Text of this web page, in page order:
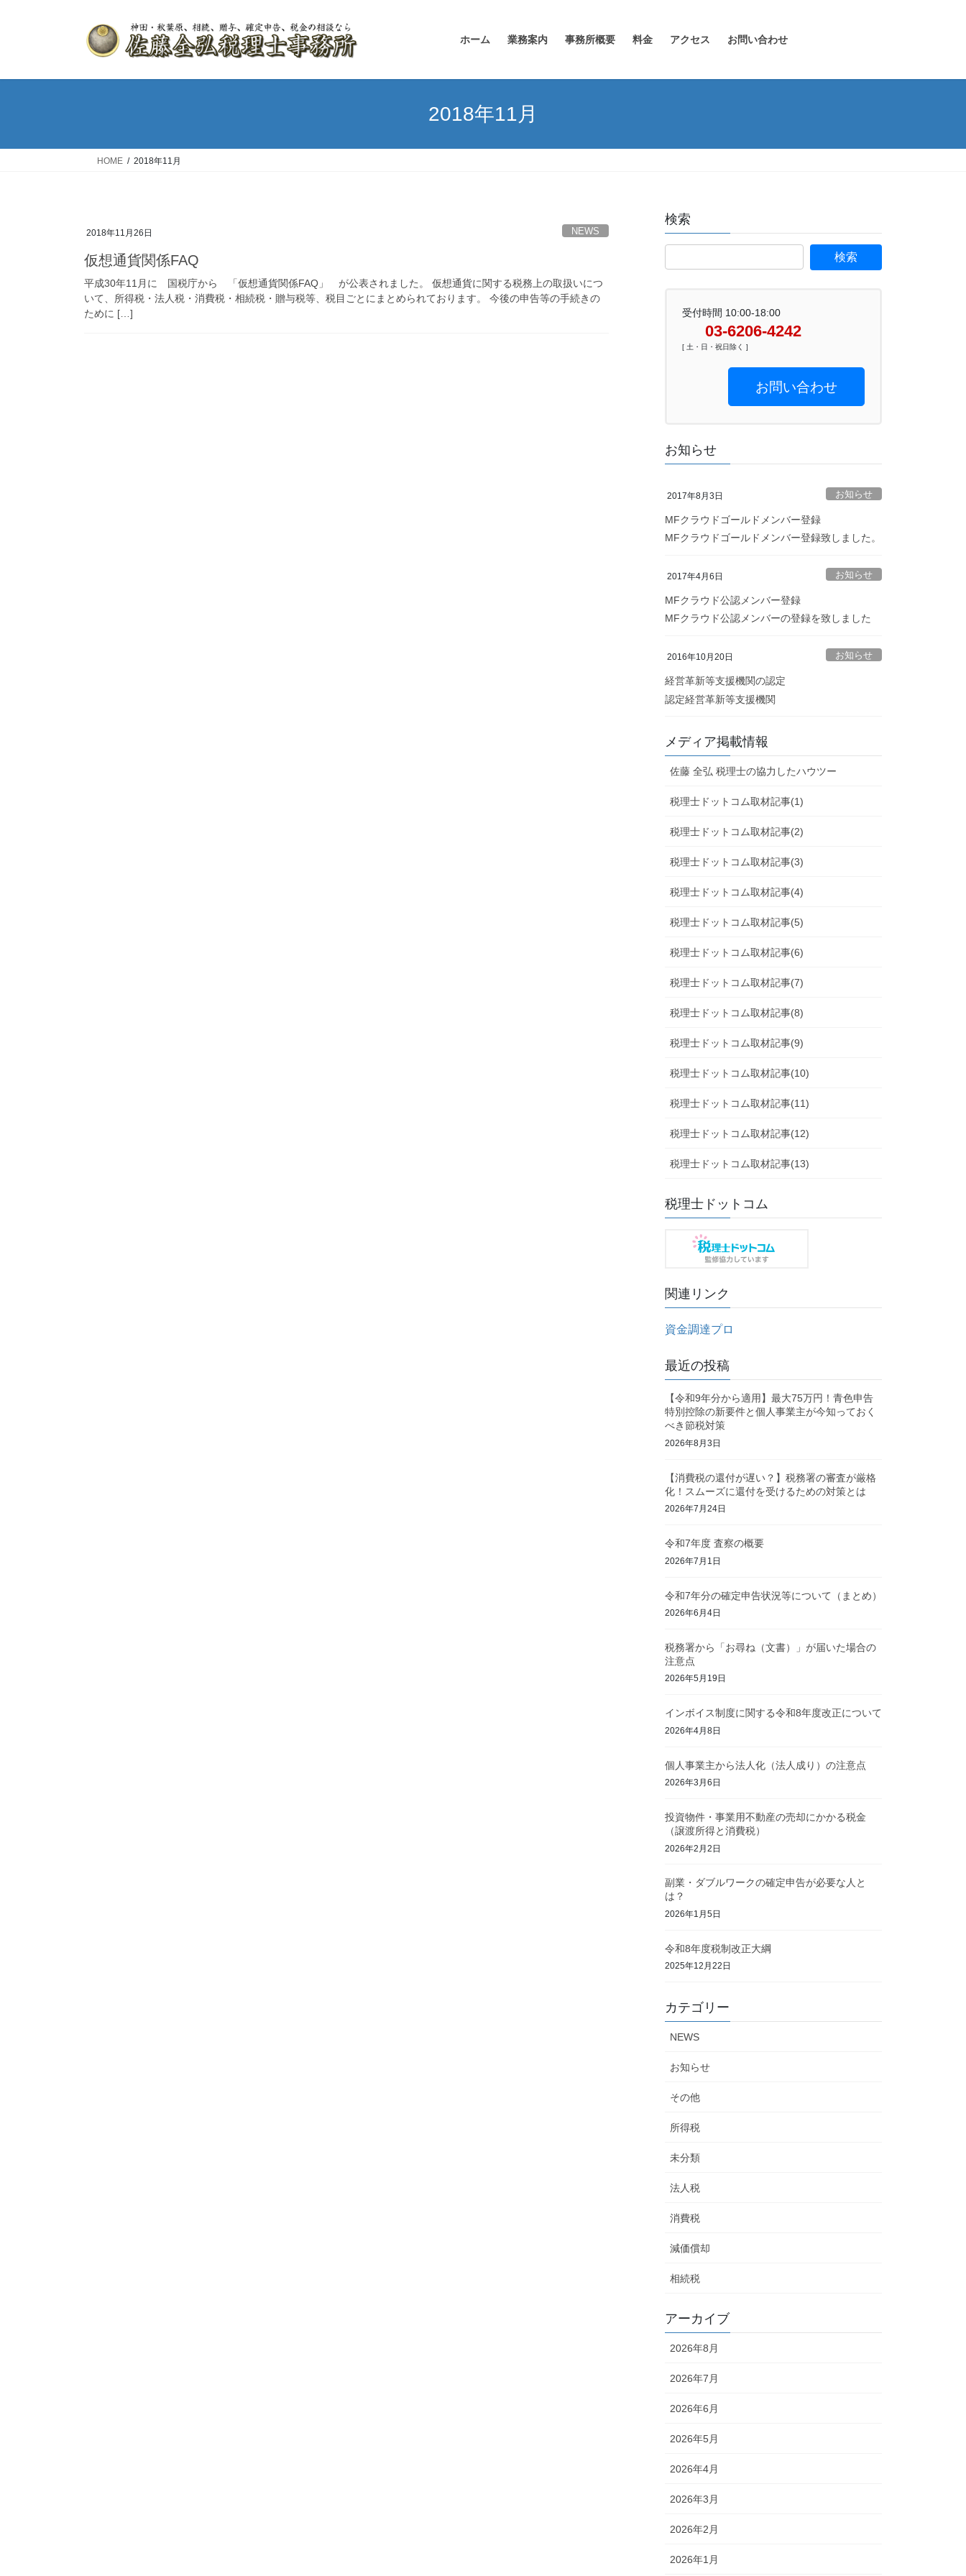
ホーム 業務案内 事務所概要 料金 アクセス お問い合わせ
2018年11月
HOME 2018年11月
2018年11月26日 NEWS
仮想通貨関係FAQ
平成30年11月に 国税庁から 「仮想通貨関係FAQ」 が公表されました。 仮想通貨に関する税務上の取扱いにつ
いて、所得税・法人税・消費税・相続税・贈与税等、税目ごとにまとめられております。 今後の申告等の手続きの
ために […]
検索
受付時間 10:00-18:00
03-6206-4242
[ 土・日・祝日除く ]
お問い合わせ
お知らせ
2017年8月3日 お知らせ
MFクラウドゴールドメンバー登録
MFクラウドゴールドメンバー登録致しました。
2017年4月6日 お知らせ
MFクラウド公認メンバー登録
MFクラウド公認メンバーの登録を致しました
2016年10月20日 お知らせ
経営革新等支援機関の認定
認定経営革新等支援機関
メディア掲載情報
佐藤 全弘 税理士の協力したハウツー
税理士ドットコム取材記事(1)
税理士ドットコム取材記事(2)
税理士ドットコム取材記事(3)
税理士ドットコム取材記事(4)
税理士ドットコム取材記事(5)
税理士ドットコム取材記事(6)
税理士ドットコム取材記事(7)
税理士ドットコム取材記事(8)
税理士ドットコム取材記事(9)
税理士ドットコム取材記事(10)
税理士ドットコム取材記事(11)
税理士ドットコム取材記事(12)
税理士ドットコム取材記事(13)
税理士ドットコム
関連リンク
資金調達プロ
最近の投稿
【令和9年分から適用】最大75万円！青色申告
特別控除の新要件と個人事業主が今知っておく
べき節税対策
2026年8月3日
【消費税の還付が遅い？】税務署の審査が厳格
化！スムーズに還付を受けるための対策とは
2026年7月24日
令和7年度 査察の概要
2026年7月1日
令和7年分の確定申告状況等について（まとめ）
2026年6月4日
税務署から「お尋ね（文書）」が届いた場合の
注意点
2026年5月19日
インボイス制度に関する令和8年度改正について
2026年4月8日
個人事業主から法人化（法人成り）の注意点
2026年3月6日
投資物件・事業用不動産の売却にかかる税金
（譲渡所得と消費税）
2026年2月2日
副業・ダブルワークの確定申告が必要な人と
は？
2026年1月5日
令和8年度税制改正大綱
2025年12月22日
カテゴリー
NEWS
お知らせ
その他
所得税
未分類
法人税
消費税
減価償却
相続税
アーカイブ
2026年8月
2026年7月
2026年6月
2026年5月
2026年4月
2026年3月
2026年2月
2026年1月